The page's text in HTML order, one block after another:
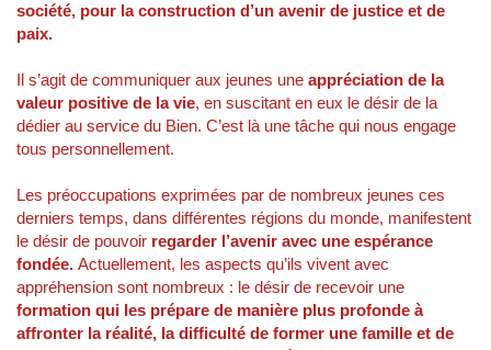
société, pour la construction d’un avenir de justice et de
paix.
Il s’agit de communiquer aux jeunes une appréciation de la
valeur positive de la vie, en suscitant en eux le désir de la
dédier au service du Bien. C’est là une tâche qui nous engage
tous personnellement.
Les préoccupations exprimées par de nombreux jeunes ces
derniers temps, dans différentes régions du monde, manifestent
le désir de pouvoir regarder l’avenir avec une espérance
fondée. Actuellement, les aspects qu’ils vivent avec
appréhension sont nombreux : le désir de recevoir une
formation qui les prépare de manière plus profonde à
affronter la réalité, la difficulté de former une famille et de